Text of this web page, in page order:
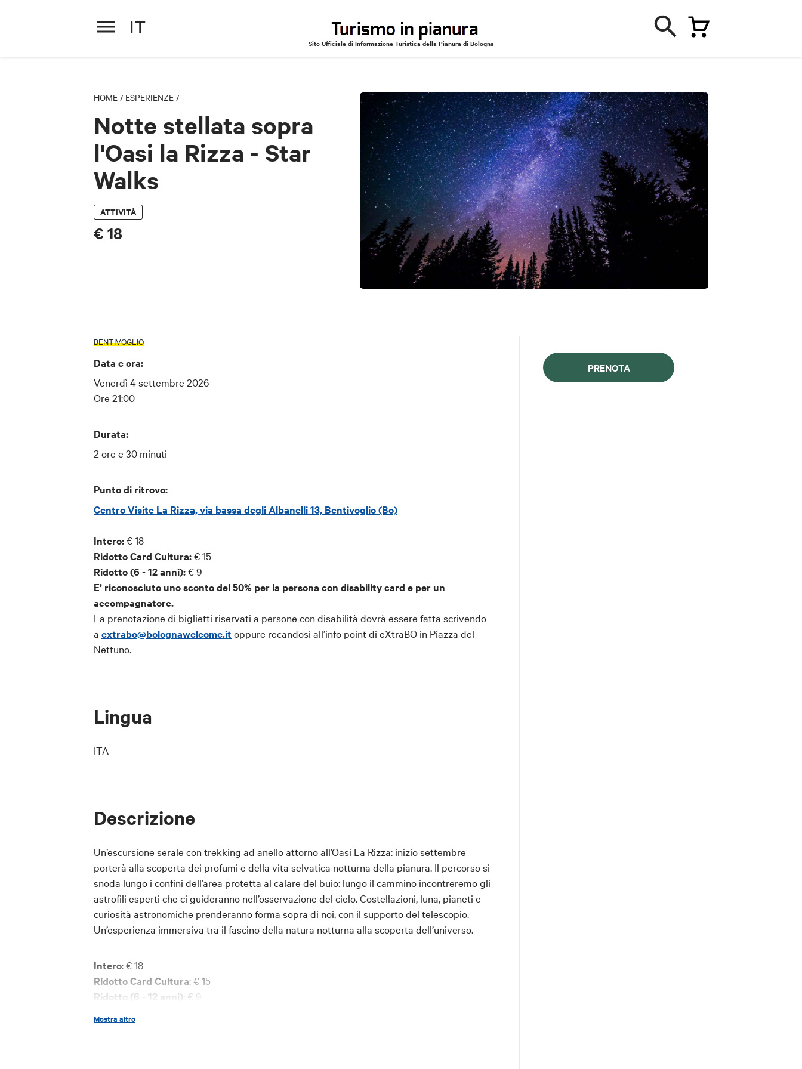
IT
Sito Ufficiale di Informazione Turistica della Pianura di Bologna
HOME / ESPERIENZE /
Notte stellata sopra
l'Oasi la Rizza - Star
Walks
ATTIVITÀ
€ 18
BENTIVOGLIO
Data e ora:
Venerdì 4 settembre 2026
Ore 21:00
Durata:
2 ore e 30 minuti
Punto di ritrovo:
Centro Visite La Rizza, via bassa degli Albanelli 13, Bentivoglio (Bo)
Intero:€ 18
Ridotto Card Cultura:€ 15
Ridotto (6 - 12 anni):€ 9
E’ riconosciuto uno sconto del 50% per la persona con disability card e per un
accompagnatore.
La prenotazione di biglietti riservati a persone con disabilità dovrà essere fatta scrivendo
a extrabo@bolognawelcome.it oppure recandosi all’info point di eXtraBO in Piazza del
Nettuno.
Lingua
ITA
Descrizione
Un’escursione serale con trekking ad anello attorno all’Oasi La Rizza: inizio settembre
porterà alla scoperta dei profumi e della vita selvatica notturna della pianura. Il percorso si
snoda lungo i confini dell’area protetta al calare del buio: lungo il cammino incontreremo gli
astrofili esperti che ci guideranno nell’osservazione del cielo. Costellazioni, luna, pianeti e
curiosità astronomiche prenderanno forma sopra di noi, con il supporto del telescopio.
Un’esperienza immersiva tra il fascino della natura notturna alla scoperta dell’universo.
Intero: € 18
Ridotto Card Cultura: € 15
Ridotto (6 - 12 anni): € 9
accompagnatore.
Mostra altro
PRENOTA